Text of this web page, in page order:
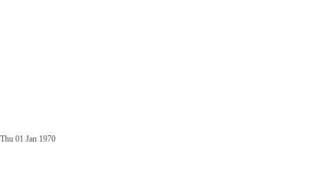
Thu 01 Jan 1970